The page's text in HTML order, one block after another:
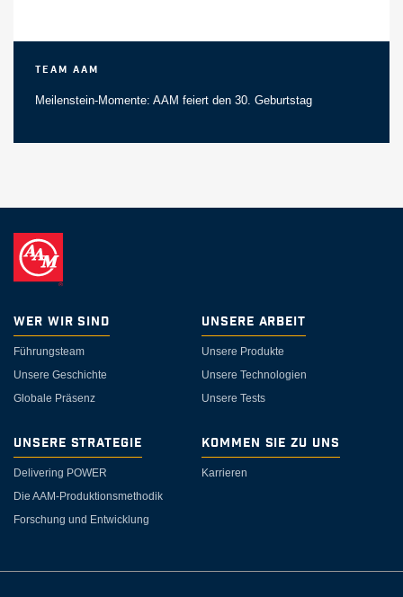
Team AAM
Meilenstein-Momente: AAM feiert den 30. Geburtstag
Wer wir sind
Führungsteam
Unsere Geschichte
Globale Präsenz
Unsere Arbeit
Unsere Produkte
Unsere Technologien
Unsere Tests
Unsere Strategie
Delivering POWER
Die AAM-Produktionsmethodik
Forschung und Entwicklung
Kommen Sie zu uns
Karrieren